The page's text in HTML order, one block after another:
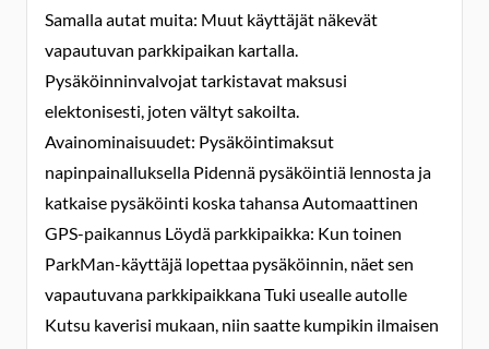
Samalla autat muita: Muut käyttäjät näkevät
vapautuvan parkkipaikan kartalla.
Pysäköinninvalvojat tarkistavat maksusi
elektonisesti, joten vältyt sakoilta.
Avainominaisuudet: Pysäköintimaksut
napinpainalluksella Pidennä pysäköintiä lennosta ja
katkaise pysäköinti koska tahansa Automaattinen
GPS-paikannus Löydä parkkipaikka: Kun toinen
ParkMan-käyttäjä lopettaa pysäköinnin, näet sen
vapautuvana parkkipaikkana Tuki usealle autolle
Kutsu kaverisi mukaan, niin saatte kumpikin ilmaisen